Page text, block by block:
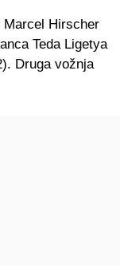
Marcel Hirscher
Teda Ligetya
Druga vožnja